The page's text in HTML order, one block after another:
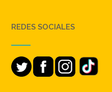
REDES SOCIALES